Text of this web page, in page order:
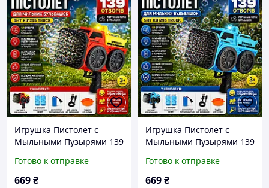
Игрушка Пистолет с
Мыльными Пузырями 139
Мыльных Пузырей на
Аккумуляторе || YT
Готово к отправке
669₴
Игрушка Пистолет с
Мыльными Пузырями 139
Мыльных Пузырей на
Аккумуляторе || YT
Готово к отправке
669₴